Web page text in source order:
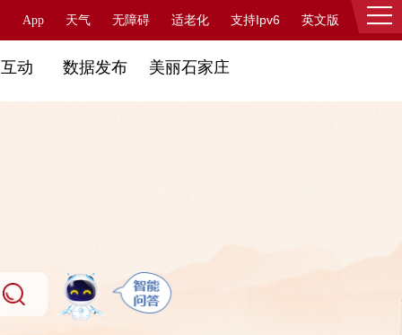
App 天气 无障碍 适老化 支持Ipv6 英文版 登录
动 数据发布 美丽石家庄